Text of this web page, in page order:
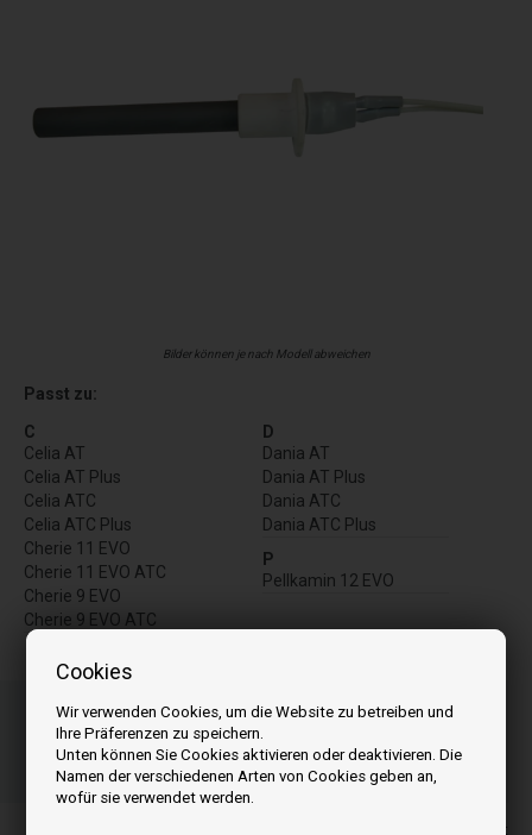
Cookies
Wir verwenden Cookies, um die Website zu betreiben und
Ihre Präferenzen zu speichern.
Unten können Sie Cookies aktivieren oder deaktivieren. Die
Namen der verschiedenen Arten von Cookies geben an,
wofür sie verwendet werden.
Bilder können je nach Modell abweichen
Passt zu:
C
Celia AT
Celia AT Plus
Celia ATC
Celia ATC Plus
Cherie 11 EVO
Cherie 11 EVO ATC
Cherie 9 EVO
Cherie 9 EVO ATC
D
Dania AT
Dania AT Plus
Dania ATC
Dania ATC Plus
P
Pellkamin 12 EVO
Schnelle Lieferung - Paketnummer an E-Mail
08
ST.
36
MIN.
17
SEK.
Alle Preise inkl. MwSt